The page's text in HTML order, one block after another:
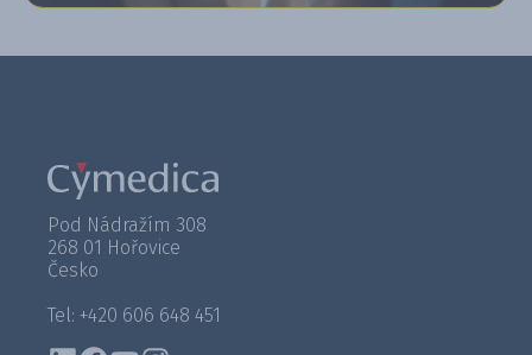
Pod Nádražím 308
268 01 Hořovice
Česko
Tel: +420 606 648 451